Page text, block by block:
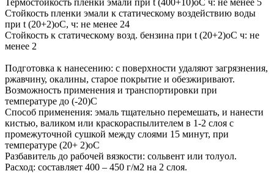
Стойкость пленки эмали к статическому воздействию воды
при t (20+2)оС, ч: не менее 24
Стойкость к статическому возд. бензина при t (20+2)оС ч: не
менее 2
Подготовка к нанесению: с поверхности удаляют загрязнения,
ржавчину, окалины, старое покрытие и обезжиривают.
Возможность применения и транспортировки при
температуре до (-20)С
Способ применения: эмаль тщательно перемешать, и нанести
кистью, валиком или краскораспылителем в 1-2 слоя с
промежуточной сушкой между слоями 15 минут, при
температуре (20+ 2)оС
Разбавитель до рабочей вязкости: сольвент или толуол.
Расход: составляет 400 – 450 г/м2 на 2 слоя.